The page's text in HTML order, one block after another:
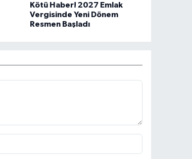
Kötü Haber! 2027 Emlak
Vergisinde Yeni Dönem
Resmen Başladı